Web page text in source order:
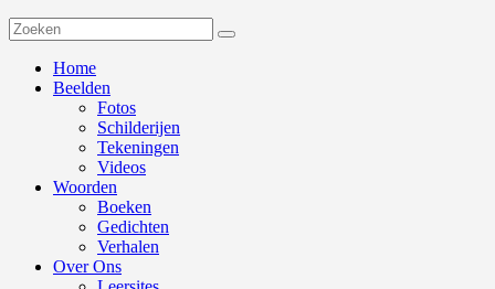
Home
Beelden
Fotos
Schilderijen
Tekeningen
Videos
Woorden
Boeken
Gedichten
Verhalen
Over Ons